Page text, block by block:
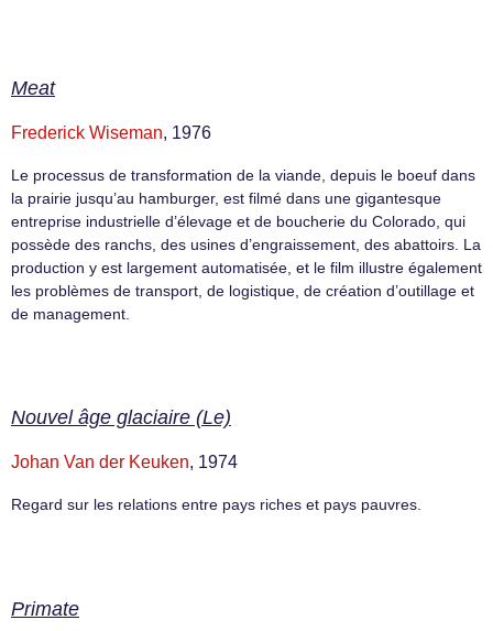
Meat
Frederick Wiseman, 1976
Le processus de transformation de la viande, depuis le boeuf dans
la prairie jusqu’au hamburger, est filmé dans une gigantesque
entreprise industrielle d’élevage et de boucherie du Colorado, qui
possède des ranchs, des usines d’engraissement, des abattoirs. La
production y est largement automatisée, et le film illustre également
les problèmes de transport, de logistique, de création d’outillage et
de management.
Nouvel âge glaciaire (Le)
Johan Van der Keuken, 1974
Regard sur les relations entre pays riches et pays pauvres.
Primate